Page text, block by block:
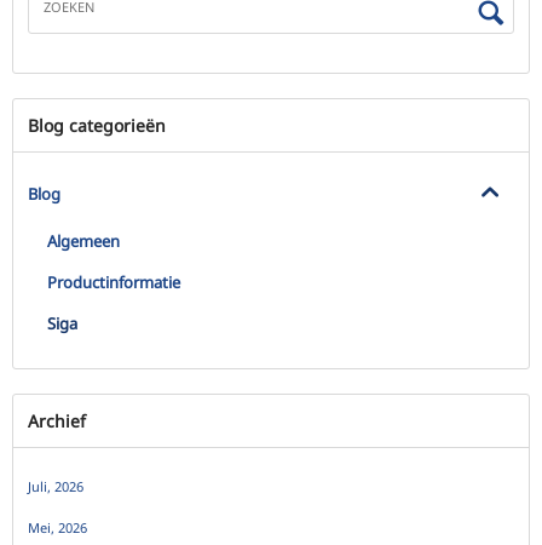
Blog categorieën
Blog
Algemeen
Productinformatie
Siga
Archief
Juli, 2026
Mei, 2026